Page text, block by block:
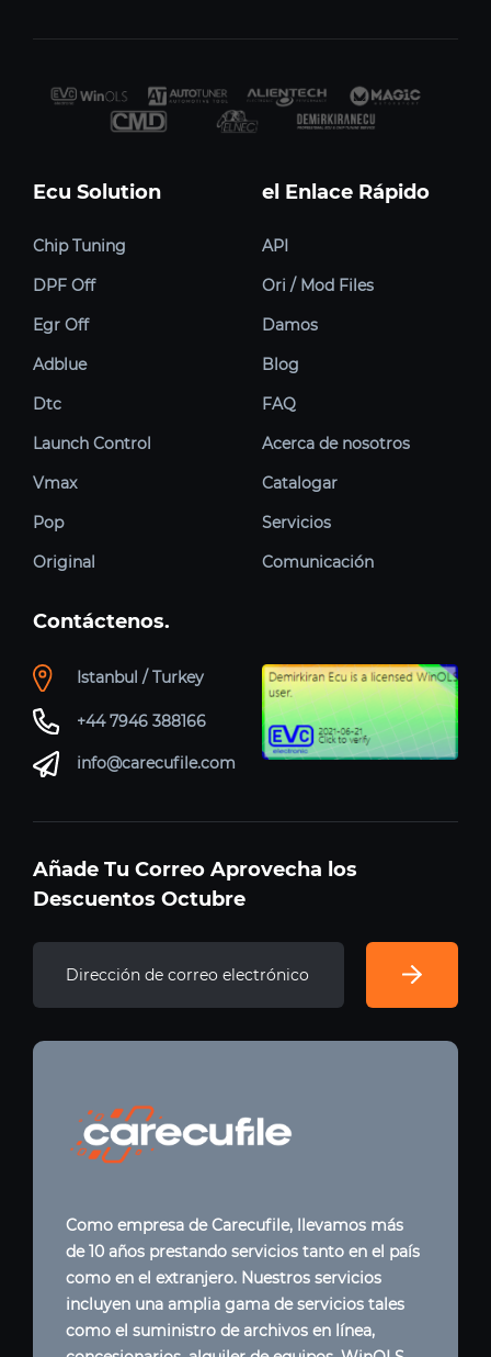
Ecu Solution
Chip Tuning
DPF Off
Egr Off
Adblue
Dtc
Launch Control
Vmax
Pop
Original
el Enlace Rápido
API
Ori / Mod Files
Damos
Blog
FAQ
Acerca de nosotros
Catalogar
Servicios
Comunicación
Contáctenos.
Istanbul / Turkey
+44 7946 388166
info@carecufile.com
Añade Tu Correo Aprovecha los
Descuentos Octubre
Como empresa de Carecufile, llevamos más
de 10 años prestando servicios tanto en el país
como en el extranjero. Nuestros servicios
incluyen una amplia gama de servicios tales
como el suministro de archivos en línea,